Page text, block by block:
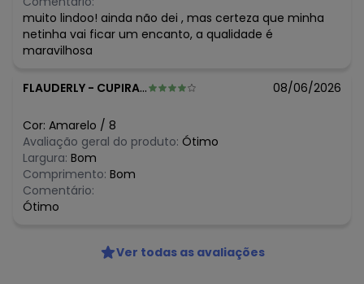
junho/2026 R$ 23,16
maio/2026 R$ 23,16
abril/2026
R$ 24,75
muito lindoo! ainda não dei , mas certeza que minha
netinha vai ficar um encanto, a qualidade é
maravilhosa
FLAUDERLY - CUPIRA - PE 08/06/2026
Cor: Amarelo / 8
Avaliação geral do produto: Ótimo
Largura: Bom
Comprimento: Bom
Comentário:
Ótimo
Ver todas as avaliações